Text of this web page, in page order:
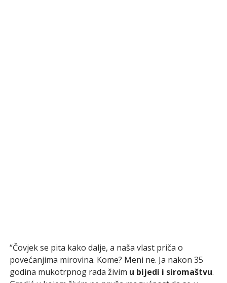
“Čovjek se pita kako dalje, a naša vlast priča o
povećanjima mirovina. Kome? Meni ne. Ja nakon 35
godina mukotrpnog rada živim u bijedi i siromaštvu.